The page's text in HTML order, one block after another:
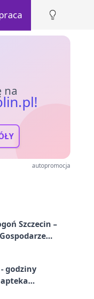
na
autopromocja
Szczecin –
godziny